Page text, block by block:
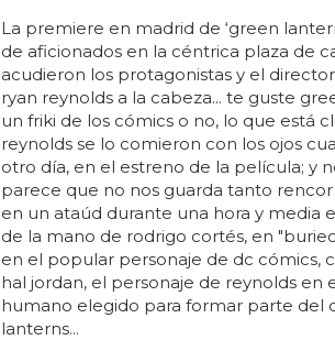
La premiere en madrid de ‘green
de aficionados en la céntrica plaza de
acudieron los protagonistas y el
ryan reynolds a la cabeza... te guste
un friki de los cómics o no, lo que está
reynolds se lo comieron con los ojos
otro día, en el estreno de la película; y
parece que no nos guarda tanto
en un ataúd durante una hora y media
de la mano de rodrigo cortés, en
en el popular personaje de dc cómics,
hal jordan, el personaje de reynolds en
humano elegido para formar parte del
lanterns...